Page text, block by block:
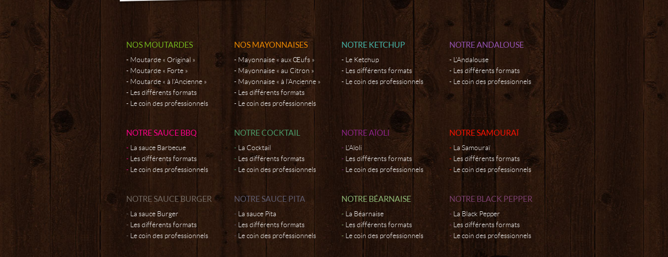
NOS MOUTARDES
Moutarde « Original »
Moutarde « Forte »
Moutarde « à l’Ancienne »
Les différents formats
Le coin des professionnels
NOS MAYONNAISES
Mayonnaise « aux Œufs »
Mayonnaise « au Citron »
Mayonnaise « à l’Ancienne »
Les différents formats
Le coin des professionnels
NOTRE KETCHUP
Le Ketchup
Les différents formats
Le coin des professionnels
NOTRE ANDALOUSE
L'Andalouse
Les différents formats
Le coin des professionnels
NOTRE SAUCE BBQ
La sauce Barbecue
Les différents formats
Le coin des professionnels
NOTRE COCKTAIL
La Cocktail
Les différents formats
Le coin des professionnels
NOTRE AÏOLI
L'Aïoli
Les différents formats
Le coin des professionnels
NOTRE SAMOURAÏ
La Samouraï
Les différents formats
Le coin des professionnels
NOTRE SAUCE BURGER
La sauce Burger
Les différents formats
Le coin des professionnels
NOTRE SAUCE PITA
La sauce Pita
Les différents formats
Le coin des professionnels
NOTRE BÉARNAISE
La Béarnaise
Les différents formats
Le coin des professionnels
NOTRE BLACK PEPPER
La Black Pepper
Les différents formats
Le coin des professionnels